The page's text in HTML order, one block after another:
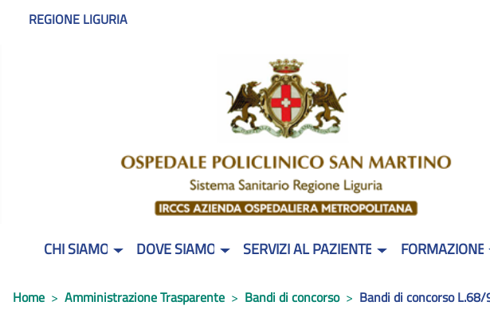
REGIONE LIGURIA
CHI SIAMO DOVE SIAMO SERVIZI AL PAZIENTE FORMAZIONE
Home Amministrazione Trasparente Bandi di concorso Bandi di concorso